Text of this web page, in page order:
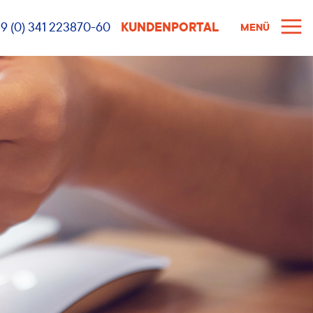
(0) 341 223870-60 KUNDENPORTAL MENÜ